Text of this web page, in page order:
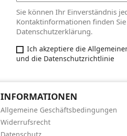
Sie können Ihr Einverständnis
Kontaktinformationen finden
Datenschutzerklärung.
Ich akzeptiere die
und die Datenschutzrichtlinie
INFORMATIONEN
Allgemeine Geschäftsbedingungen
Widerrufsrecht